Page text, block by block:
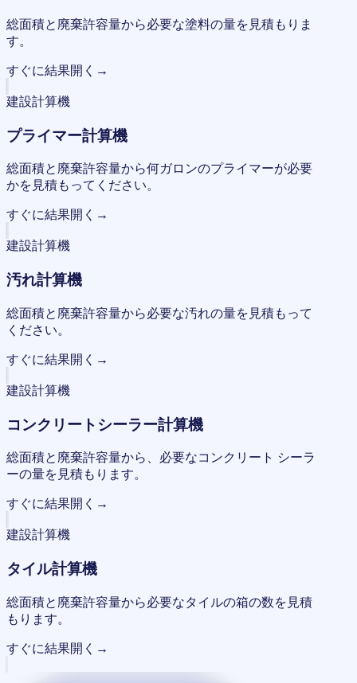
総面積と廃棄許容量から必要な塗料の量を見積もりま
す。
すぐに結果開く →
建設計算機
プライマー計算機
総面積と廃棄許容量から何ガロンのプライマーが必要
かを見積もってください。
すぐに結果開く →
建設計算機
汚れ計算機
総面積と廃棄許容量から必要な汚れの量を見積もって
ください。
すぐに結果開く →
建設計算機
コンクリートシーラー計算機
総面積と廃棄許容量から、必要なコンクリート シーラ
ーの量を見積もります。
すぐに結果開く →
建設計算機
タイル計算機
総面積と廃棄許容量から必要なタイルの箱の数を見積
もります。
すぐに結果開く →